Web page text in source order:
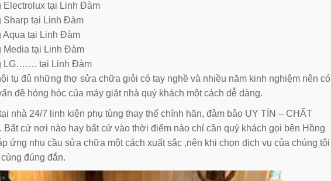
Electrolux tại Linh Đàm
Sharp tại Linh Đàm
Aqua tại Linh Đàm
Media tại Linh Đàm
LG……. tại Linh Đàm
tụ đủ những thợ sửa chữa giỏi có tay nghề và nhiều năm kinh nghiệm nên có
đề hỏng hóc của máy giặt nhà quý khách một cách dễ dàng.
nhà 24/7 linh kiện phụ tùng thay thế chính hãn, đảm bảo UY TÍN – CHẤT
Bất cứ nơi nào hay bất cứ vào thời điểm nào chỉ cần quý khách gọi bên Hồng
ứng nhu cầu sửa chữa một cách xuất sắc ,nên khi chọn dịch vụ của chúng tôi
đúng đắn.